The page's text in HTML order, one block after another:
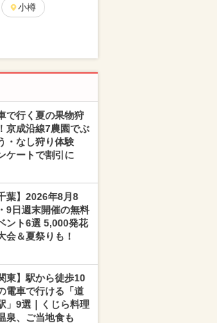
小樽
で行く夏の果物狩
京成沿線7農園でぶ
・なし狩り体験
ケートで割引に
葉】2026年8月8
9日週末開催の無料
ント6選 5,000発花
会＆夏祭りも！
東】駅から徒歩10
電車で行ける「道
」9選｜くじら料理
泉、ご当地食も